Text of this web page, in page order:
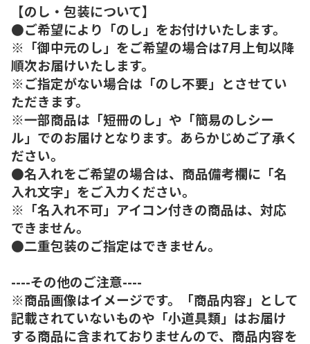
【のし・包装について】
●ご希望により「のし」をお付けいたします。
※「御中元のし」をご希望の場合は7月上旬以降
順次お届けいたします。
※ご指定がない場合は「のし不要」とさせてい
ただきます。
※一部商品は「短冊のし」や「簡易のしシー
ル」でのお届けとなります。あらかじめご了承く
ださい。
●名入れをご希望の場合は、商品備考欄に「名
入れ文字」をご入力ください。
※「名入れ不可」アイコン付きの商品は、対応
できません。
●二重包装のご指定はできません。
----その他のご注意----
※商品画像はイメージです。「商品内容」として
記載されていないものや「小道具類」はお届け
する商品に含まれておりませんので、商品内容を